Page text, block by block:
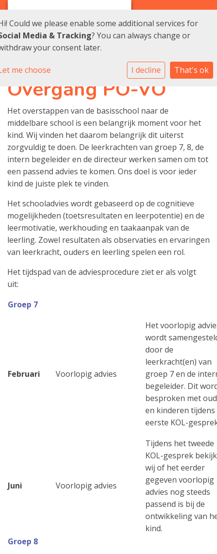
Overgang PO-VO
Het overstappen van de basisschool naar de
middelbare school is een belangrijk moment voor het
kind. Wij vinden het daarom belangrijk dit uiterst
zorgvuldig te doen. De leerkrachten van groep 7, 8, de
intern begeleider en de directeur werken samen om tot
een passend advies te komen. Ons doel is voor ieder
kind de juiste plek te vinden.
Het schooladvies wordt gebaseerd op de cognitieve
mogelijkheden (toetsresultaten en leerpotentie) en de
leermotivatie, werkhouding en taakaanpak van de
leerling. Zowel resultaten als observaties en ervaringen
van leerkracht, ouders en leerling spelen een rol.
Het tijdspad van de adviesprocedure ziet er als volgt
uit:
Groep 7
Februari Voorlopig advies
Het voorlopig
wordt
door de
leerkracht(en) van
groep 7 en de
begeleider. Dit
besproken met
en kinderen
eerste KOL-
Juni Voorlopig advies
Tijdens het tweede
KOL-gesprek
wij of het eerder
gegeven voorlopig
advies nog steeds
passend is bij de
ontwikkeling van
kind.
Groep 8
Could we please enable some additional services for
Media & Tracking? You can always change or
your consent later.
me choose I decline That's ok